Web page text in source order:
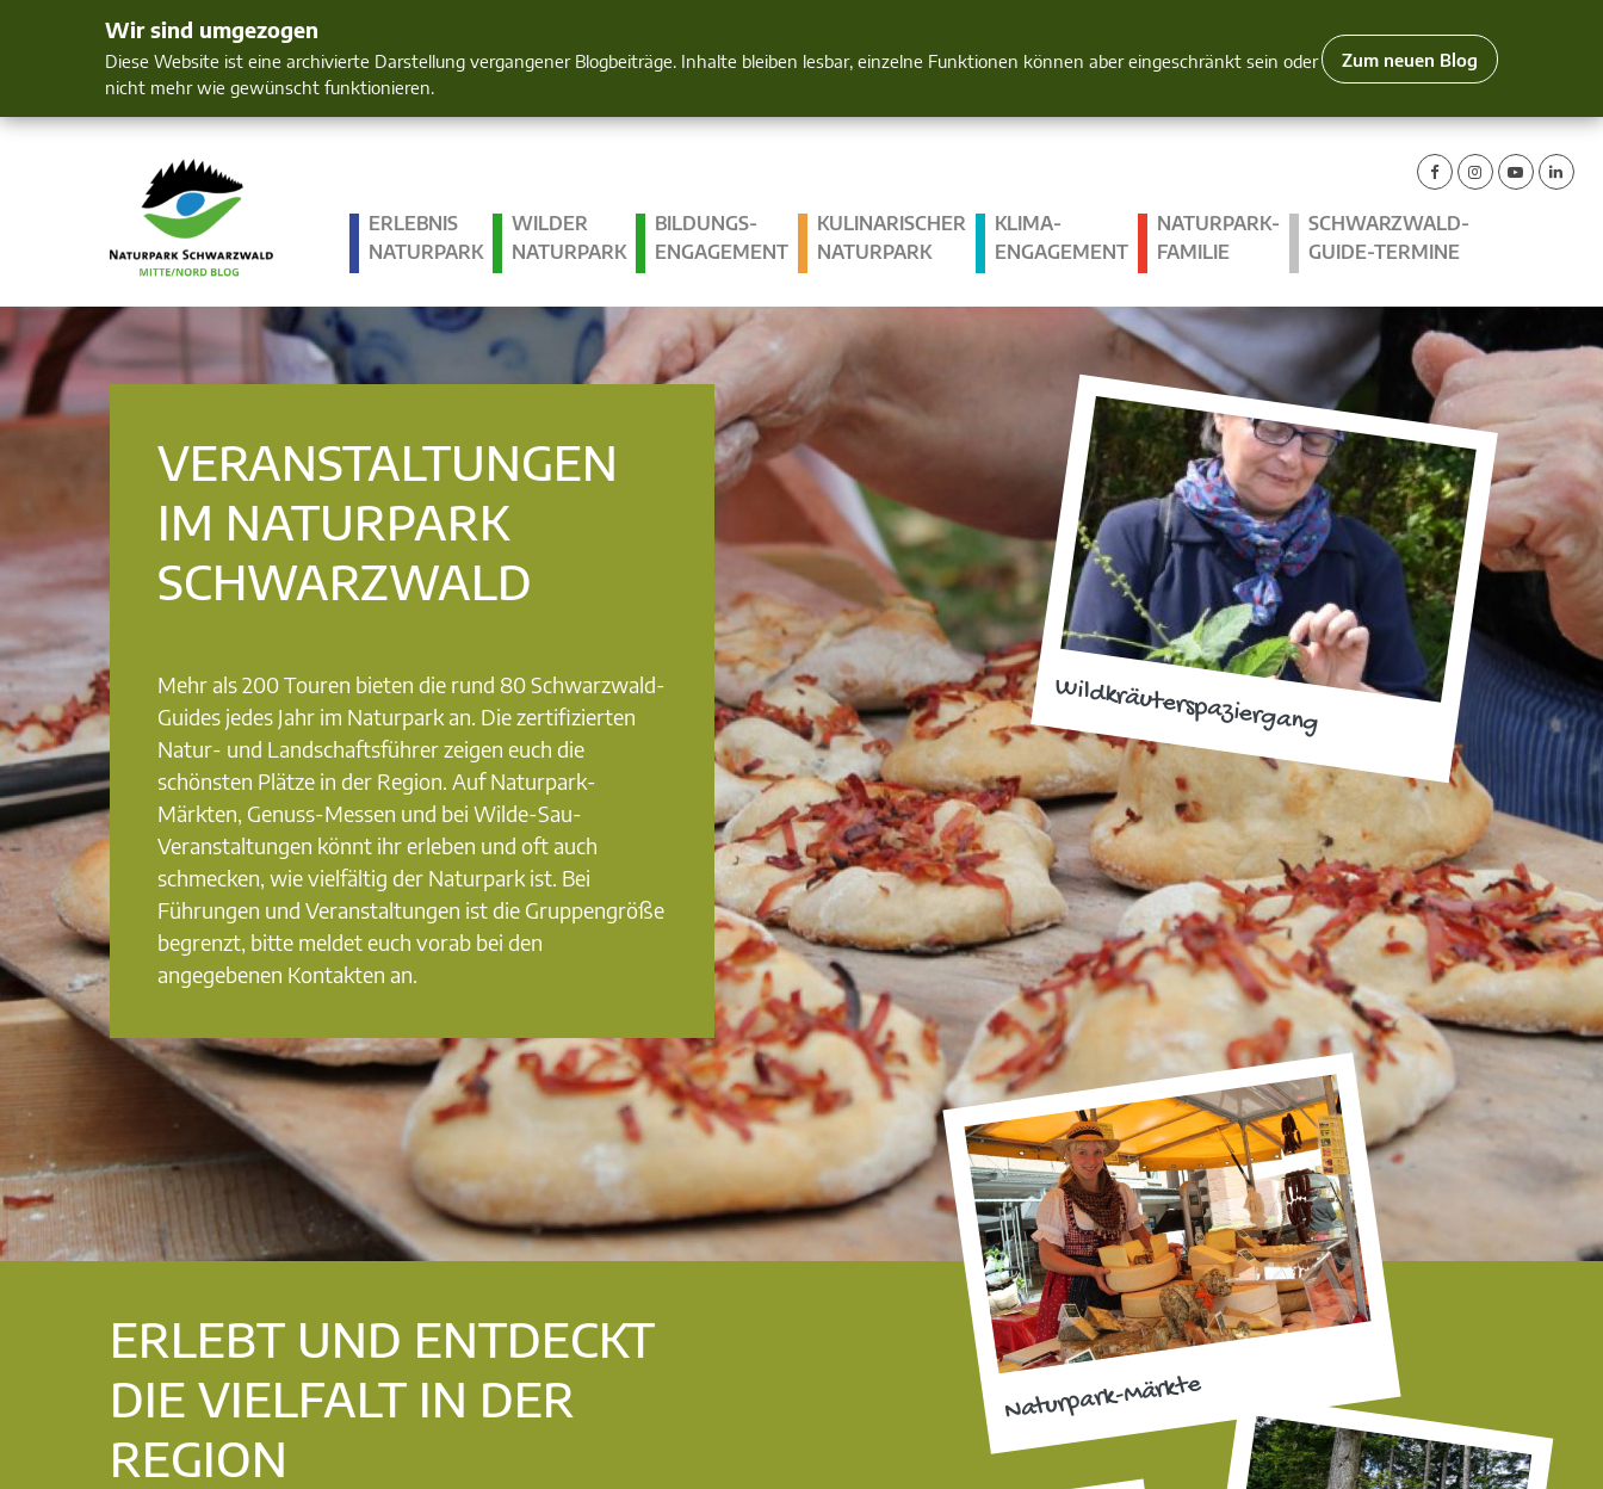
Wir sind umgezogen
Diese Website ist eine archivierte Darstellung vergangener Blogbeiträge. Inhalte bleiben lesbar, einzelne Funktionen können aber eingeschränkt sein oder
nicht mehr wie gewünscht funktionieren.
Zum neuen Blog
Mensch und Natur im Blick
ERLEBNIS
NATURPARK
WILDER
NATURPARK
BILDUNGS­
ENGAGEMENT
KULINARISCHER
NATURPARK
KLIMA­
ENGAGEMENT
NATURPARK-
FAMILIE
SCHWARZWALD-
GUIDE-TERMINE
Wildkräuterspaziergang
VERANSTALTUNGEN
IM NATURPARK
SCHWARZWALD
Mehr als 200 Touren bieten die rund 80 Schwarzwald-
Guides jedes Jahr im Naturpark an. Die zertifizierten
Natur- und Landschaftsführer zeigen euch die
schönsten Plätze in der Region. Auf Naturpark-
Märkten, Genuss-Messen und bei Wilde-Sau-
Veranstaltungen könnt ihr erleben und oft auch
schmecken, wie vielfältig der Naturpark ist. Bei
Führungen und Veranstaltungen ist die Gruppengröße
begrenzt, bitte meldet euch vorab bei den
angegebenen Kontakten an.
ERLEBT UND ENTDECKT
DIE VIELFALT IN DER
REGION
Naturpark-Märkte